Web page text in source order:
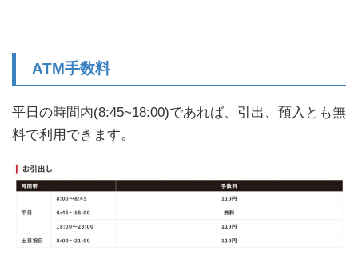
ATM手数料
平日の時間内(8:45~18:00)であれば、引出、預入とも無
料で利用できます。